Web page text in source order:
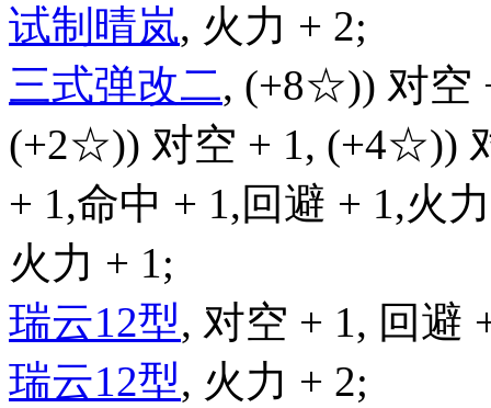
试制晴岚, 火力 + 2;
三式弹改二, (+8☆)) 对空
(+2☆)) 对空 + 1, (+4☆))
+ 1,命中 + 1,回避 + 1,火
火力 + 1;
瑞云12型, 对空 + 1, 回避
瑞云12型, 火力 + 2;